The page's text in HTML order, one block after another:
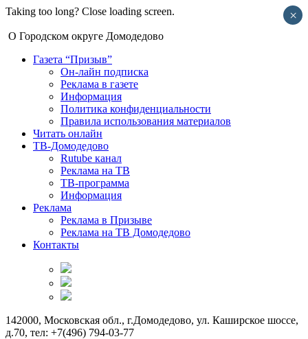
Taking too long? Close loading screen.
О Городском округе Домодедово
Газета “Призыв”
Он-лайн подписка
Реклама в газете
Информация
Политика конфиденциальности
Правила использования материалов
Читать онлайн
ТВ-Домодедово
Rutube канал
Реклама на ТВ
ТВ-программа
Информация
Реклама
Реклама в Призыве
Реклама на ТВ Домодедово
Контакты
142000, Московская обл., г.Домодедово, ул. Каширское шоссе,
д.70, тел: +7(496) 794-03-77
×